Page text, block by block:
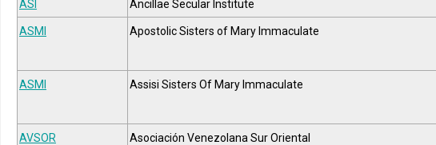
ASI Ancillae Secular Institute
ASMI Apostolic Sisters of Mary Immaculate
ASMI Assisi Sisters Of Mary Immaculate
AVSOR Asociación Venezolana Sur Oriental